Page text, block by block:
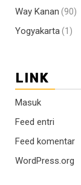
Way Kanan (90)
Yogyakarta(1)
LINK
Masuk
Feed entri
Feed komentar
WordPress.org